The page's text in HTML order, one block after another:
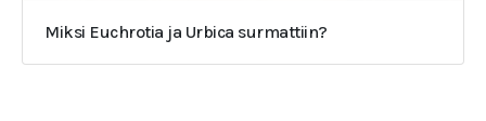
Miksi Euchrotia ja Urbica surmattiin?